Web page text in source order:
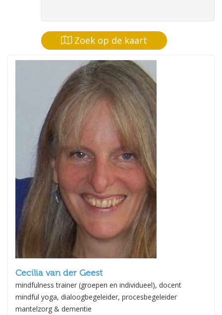
Zoek op de kaart
Cecilia van der Geest
mindfulness trainer (groepen en individueel), docent
mindful yoga, dialoogbegeleider, procesbegeleider
mantelzorg & dementie